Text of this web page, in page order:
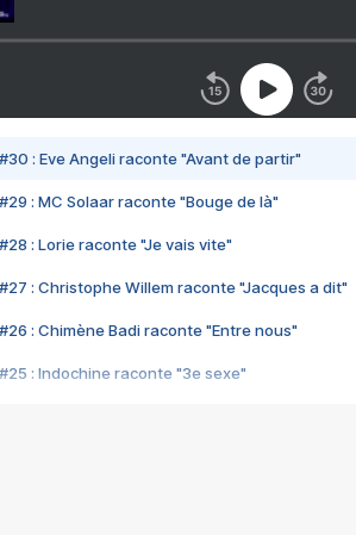
#30 : Eve Angeli raconte "Avant de partir"
#29 : MC Solaar raconte "Bouge de là"
#28 : Lorie raconte "Je vais vite"
#27 : Christophe Willem raconte "Jacques a dit"
#26 : Chimène Badi raconte "Entre nous"
#25 : Indochine raconte "3e sexe"